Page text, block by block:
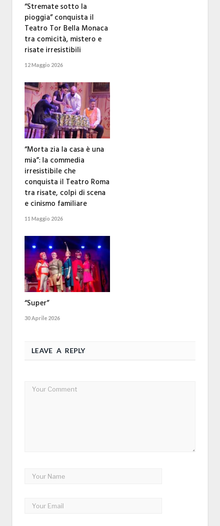
“Stremate sotto la
pioggia” conquista il
Teatro Tor Bella Monaca
tra comicità, mistero e
risate irresistibili
12 Maggio 2026
“Morta zia la casa è una
mia”: la commedia
irresistibile che
conquista il Teatro Roma
tra risate, colpi di scena
e cinismo familiare
11 Maggio 2026
“Super”
30 Aprile 2026
LEAVE A REPLY